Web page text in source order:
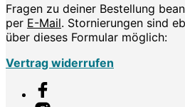
Fragen zu deiner Bestellung
per E-Mail. Stornierungen sind
über dieses Formular möglich:
Vertrag widerrufen